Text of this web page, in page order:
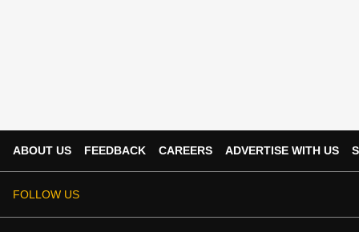
ABOUT US FEEDBACK CAREERS ADVERTISE WITH US
FOLLOW US